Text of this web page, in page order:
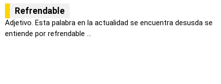
Refrendable
Adjetivo. Esta palabra en la actualidad se encuentra desusda se
entiende por refrendable ...